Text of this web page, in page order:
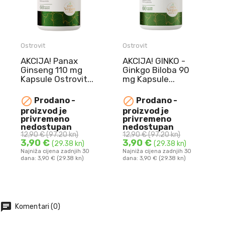
Ostrovit
AKCIJA! Panax
Ginseng 110 mg
Kapsule Ostrovit...
 Prodano -
proizvod je
privremeno
nedostupan
12,90 €(97.20 kn)
3,90 €(29.38 kn)
Najniža cijena zadnjih 30
dana: 3,90 € (29.38 kn)
NAJBOLJE
UPOTRIJEBITI DO
10.08.2026.
Panax Ginseng 110
mg Kapsule Ostrovit ...
Ostrovit
AKCIJA! GINKO -
Ginkgo Biloba 90
mg Kapsule...
 Prodano -
proizvod je
privremeno
nedostupan
12,90 €(97.20 kn)
3,90 €(29.38 kn)
Najniža cijena zadnjih 30
dana: 3,90 € (29.38 kn)
NAJBOLJE
UPOTRIJEBITI DO
10.08.2026.
GINKO - Ginkgo
Biloba 90 mg Kapsule ...
chat Komentari (0)